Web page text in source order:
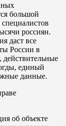
большой
россиян.
даст все
России в
действительные
единый
данные.
об объекте